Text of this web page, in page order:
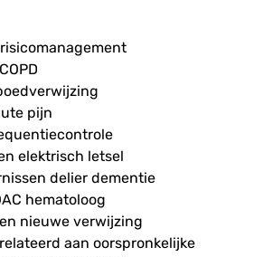
pijn
elektrisch letsel
delier dementie
hematoloog
nieuwe verwijzing
aan oorspronkelijke